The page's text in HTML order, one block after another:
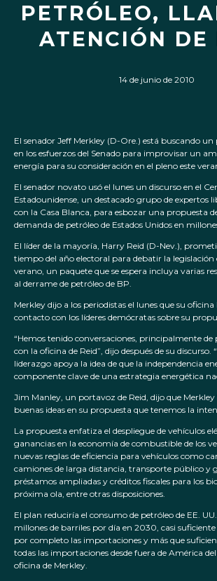
PETRÓLEO,
ATENCIÓN DE
14 de junio de 2010
El senador Jeff Merkley (D-Ore.) está buscando
en los esfuerzos del Senado para improvisar un
energía para su consideración en el pleno este
El senador novato usó el lunes un discurso en el
Estadounidense, un destacado grupo de expertos
con la Casa Blanca, para esbozar una propuesta
demanda de petróleo de Estados Unidos en
El líder de la mayoría, Harry Reid (D-Nev.),
tiempo del año electoral para debatir la legislación
verano, un paquete que se espera incluya varias
al derrame de petróleo de BP.
Merkley dijo a los periodistas el lunes que su oficina
contacto con los líderes demócratas sobre su
“Hemos tenido conversaciones, principalmente de
con la oficina de Reid”, dijo después de su discurso.
liderazgo apoya la idea de que la independencia
componente clave de una estrategia energética
Jim Manley, un portavoz de Reid, dijo que
buenas ideas en su propuesta que tenemos la
La propuesta enfatiza el despliegue de vehículos
ganancias en la economía de combustible de los
nuevas reglas de eficiencia para vehículos como
camiones de larga distancia, transporte público y
préstamos ampliadas y créditos fiscales para los
próxima ola, entre otras disposiciones.
El plan reduciría el consumo de petróleo de EE.
millones de barriles por día en 2030, casi
por completo las importaciones y más que
todas las importaciones desde fuera de América
oficina de Merkley.